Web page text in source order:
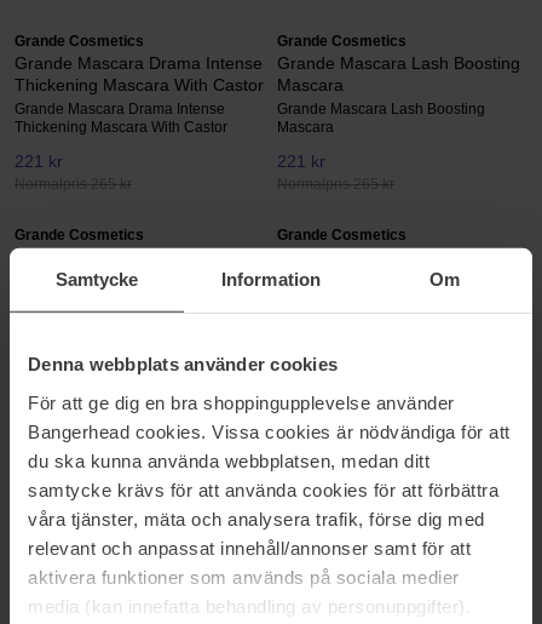
Samtycke Information Om
Denna webbplats använder cookies
För att ge dig en bra shoppingupplevelse använder
Bangerhead cookies. Vissa cookies är nödvändiga för att
du ska kunna använda webbplatsen, medan ditt
samtycke krävs för att använda cookies för att förbättra
våra tjänster, mäta och analysera trafik, förse dig med
relevant och anpassat innehåll/annonser samt för att
aktivera funktioner som används på sociala medier
media (kan innefatta behandling av personuppgifter).
Grande Cosmetics
Grande Mascara Drama Intense
Thickening Mascara With Castor
Grande Mascara Drama Intense
Thickening Mascara With Castor
221 kr
Normalpris 265 kr
Grande Cosmetics
Grande Mascara Lash Boosting
Mascara
Grande Mascara Lash Boosting
Mascara
221 kr
Normalpris 265 kr
Grande Cosmetics
Thickener
221 kr Ikke på lager
Grande Cosmetics
Highlighter
216 kr
Grande Cosmetics
GrandeMASCARA Conditioning
Peptide Mascara
5,6 g
221 kr
Normalpris 265 kr
Grande Cosmetics
GrandePOP Plumping Liquid
Blush
GrandePOP Plumping Liquid Blush
216 kr
Normalpris 239 kr
Grande Cosmetics